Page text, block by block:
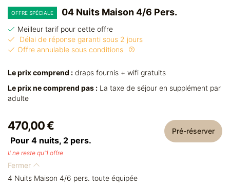
OFFRE SPÉCIALE 04 Nuits Maison 4/6 Pers.
Meilleur tarif pour cette offre
Délai de réponse garanti sous 2 jours
Offre annulable sous conditions
Le prix comprend : draps fournis + wifi gratuits
Le prix ne comprend pas : La taxe de séjour en supplément par
adulte
470,00 €
Pour 4 nuits, 2 pers.
Pré-réserver
Il ne reste qu'1 offre
Fermer
4 Nuits Maison 4/6 pers. toute équipée